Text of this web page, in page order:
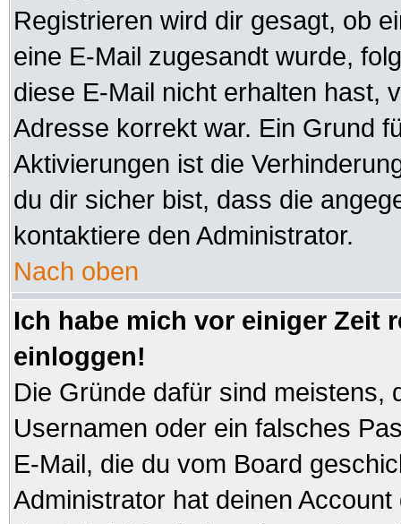
Registrieren wird dir gesagt, ob
eine E-Mail zugesandt wurde,
diese E-Mail nicht erhalten hast,
Adresse korrekt war. Ein Grund
Aktivierungen ist die
du dir sicher bist, dass die
kontaktiere den Administrator.
Nach oben
Ich habe mich vor einiger Zeit
einloggen!
Die Gründe dafür sind meistens,
Usernamen oder ein falsches
E-Mail, die du vom Board
Administrator hat deinen